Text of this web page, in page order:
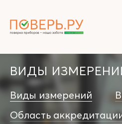
ВИДЫ
Виды измерений
Область